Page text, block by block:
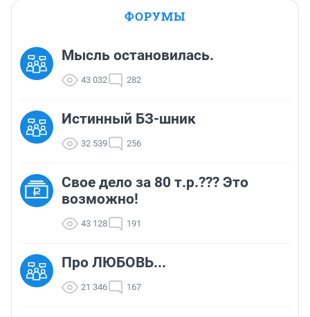
ФОРУМЫ
Мысль остановилась.
43 032 282
Истинный БЗ-шник
32 539 256
Свое дело за 80 т.р.??? Это
возможно!
43 128 191
Про ЛЮБОВЬ...
21 346 167